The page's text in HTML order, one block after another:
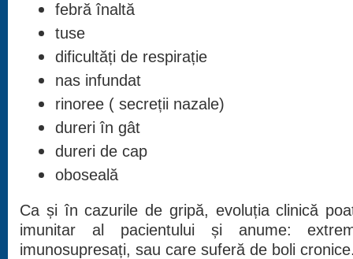
febră înaltă
tuse
dificultăți de respirație
nas infundat
rinoree ( secreții nazale)
dureri în gât
dureri de cap
oboseală
Ca și în cazurile de gripă, evoluția clinică
imunitar al pacientului și anume:
imunosupresați, sau care suferă de boli